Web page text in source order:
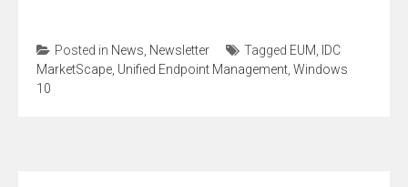
Posted in News Newsletter Tagged EUM
IDC
MarketScape Unified Endpoint Management Windows
10